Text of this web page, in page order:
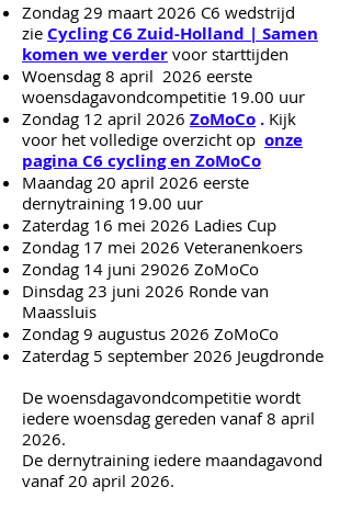
Zondag 29 maart 2026 C6 wedstrijd
zie Cycling C6 Zuid-Holland | Samen
komen we verder voor starttijden
Woensdag 8 april 2026 eerste
woensdagavondcompetitie 19.00 uur
Zondag 12 april 2026 ZoMoCo . Kijk
voor het volledige overzicht op onze
pagina C6 cycling en ZoMoCo
Maandag 20 april 2026 eerste
dernytraining 19.00 uur
Zaterdag 16 mei 2026 Ladies Cup
Zondag 17 mei 2026 Veteranenkoers
Zondag 14 juni 29026 ZoMoCo
Dinsdag 23 juni 2026 Ronde van
Maassluis
Zondag 9 augustus 2026 ZoMoCo
Zaterdag 5 september 2026 Jeugdronde
De woensdagavondcompetitie wordt
iedere woensdag gereden vanaf 8 april
2026.
De dernytraining iedere maandagavond
vanaf 20 april 2026.